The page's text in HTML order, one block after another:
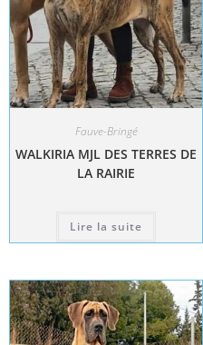
Fauve-Bringé
WALKIRIA MJL DES TERRES DE
LA RAIRIE
Lire la suite